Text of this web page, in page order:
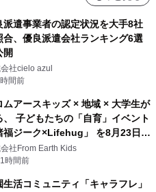
派遣事業者の認定状況を大手8社
合、優良派遣会社ランキング6選
開
社cielo azul
間前
ムアースキッズ × 地域 × 大学生が
、 子どもたちの「自育」イベント
福ジーク×Lifehug」 を8月23日
催
社From Earth Kids
時間前
生活コミュニティ「キャラフレ」